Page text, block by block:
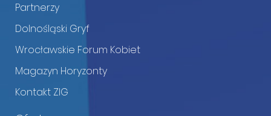
Partnerzy
Dolnośląski Gryf
Wrocławskie Forum Kobiet
Magazyn Horyzonty
Kontakt ZIG